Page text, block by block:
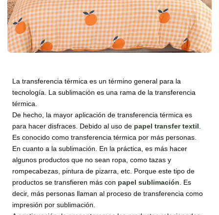
La transferencia térmica es un término general para la
tecnología. La sublimación es una rama de la transferencia
térmica.
De hecho, la mayor aplicación de transferencia térmica es
para hacer disfraces. Debido al uso de papel transfer textil.
Es conocido como transferencia térmica por más personas.
En cuanto a la sublimación. En la práctica, es más hacer
algunos productos que no sean ropa, como tazas y
rompecabezas, pintura de pizarra, etc. Porque este tipo de
productos se transfieren más con papel sublimación. Es
decir, más personas llaman al proceso de transferencia como
impresión por sublimación.